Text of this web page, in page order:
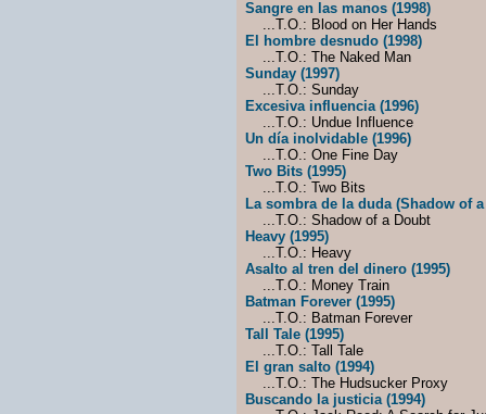
Sangre en las manos (1998)
...T.O.: Blood on Her Hands
El hombre desnudo (1998)
...T.O.: The Naked Man
Sunday (1997)
...T.O.: Sunday
Excesiva influencia (1996)
...T.O.: Undue Influence
Un día inolvidable (1996)
...T.O.: One Fine Day
Two Bits (1995)
...T.O.: Two Bits
La sombra de la duda (Shadow of
...T.O.: Shadow of a Doubt
Heavy (1995)
...T.O.: Heavy
Asalto al tren del dinero (1995)
...T.O.: Money Train
Batman Forever (1995)
...T.O.: Batman Forever
Tall Tale (1995)
...T.O.: Tall Tale
El gran salto (1994)
...T.O.: The Hudsucker Proxy
Buscando la justicia (1994)